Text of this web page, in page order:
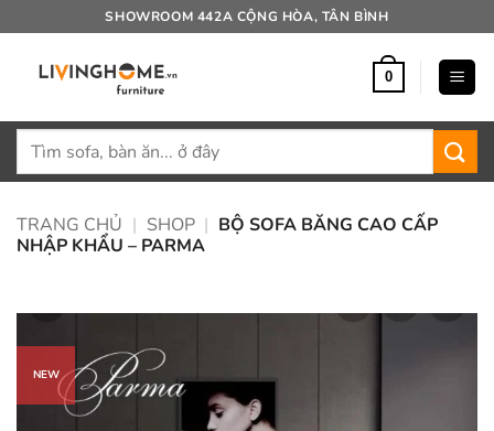
qua
SHOWROOM 442A CỘNG HÒA, TÂN BÌNH
0
Tìm
TRANG CHỦ | SHOP | BỘ SOFA BĂNG CAO CẤP
NHẬP KHẨU – PARMA
NEW